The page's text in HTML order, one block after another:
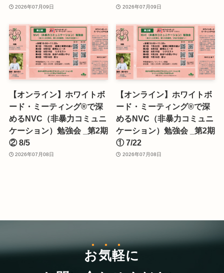
2026年07月09日 2026年07月09日
【オンライン】ホワイトボ
ード・ミーティング®で深
めるNVC（非暴力コミュニ
ケーション）勉強会 _第2期
② 8/5
2026年07月08日
【オンライン】ホワイトボ
ード・ミーティング®で深
めるNVC（非暴力コミュニ
ケーション）勉強会 _第2期
① 7/22
2026年07月08日
お気軽に